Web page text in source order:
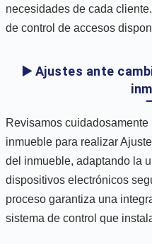
necesidades de cada
de control de accesos
▶️ Ajustes ante
Revisamos
inmueble para realizar
del inmueble, adaptando la
dispositivos electrónicos
proceso garantiza una
sistema de control que